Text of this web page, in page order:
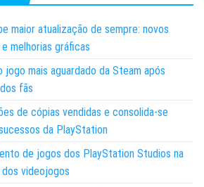
maior atualização de sempre: novos
melhorias gráficas
mais aguardado da Steam após
fãs
de cópias vendidas e consolida-se
da PlayStation
de jogos dos PlayStation Studios na
videojogos